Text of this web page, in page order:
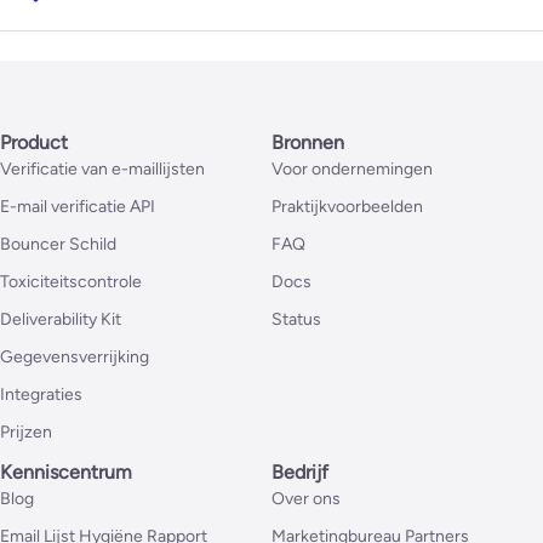
Product
Verificatie van e-maillijsten
E-mail verificatie API
Bouncer Schild
Toxiciteitscontrole
Deliverability Kit
Gegevensverrijking
Integraties
Prijzen
Bronnen
Voor ondernemingen
Praktijkvoorbeelden
FAQ
Docs
Status
Kenniscentrum
Blog
Email Lijst Hygiëne Rapport
Bedrijf
Over ons
Marketingbureau Partners